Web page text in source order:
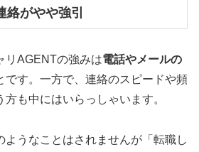
絡がやや強引
リAGENTの強みは電話やメールの
です。一方で、連絡のスピードや頻
も中にはいらっしゃいます。
ようなことはされませんが「転職し